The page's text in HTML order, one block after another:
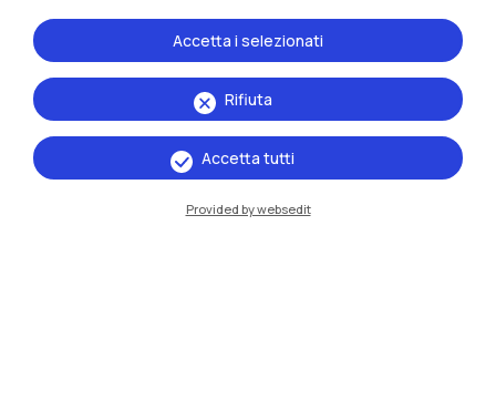
Rifiuta
Accetta i selezionati
Accetta tutti
Provided by websedit